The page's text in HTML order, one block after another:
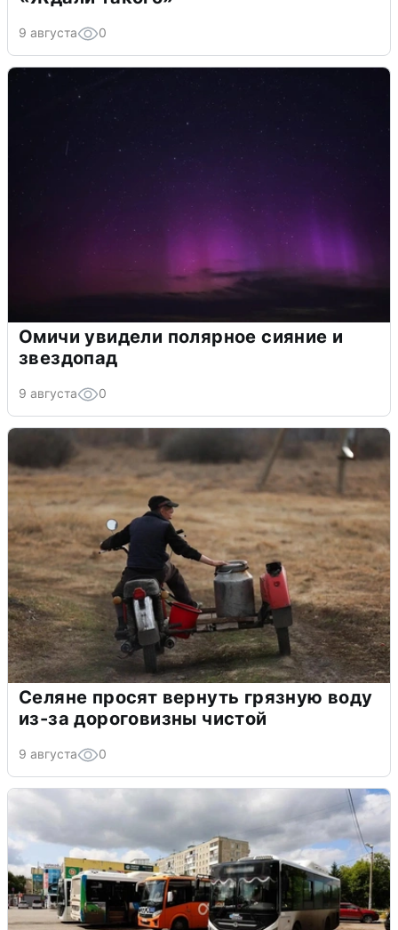
9 августа 0
Омичи увидели полярное сияние и
звездопад
9 августа 0
Селяне просят вернуть грязную воду
из-за дороговизны чистой
9 августа 0